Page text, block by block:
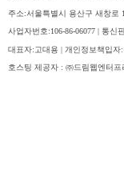
주소:서울특별시 용산구 새창로
사업자번호:106-86-06077 | 통신
대표자:고대용 | 개인정보책입자
호스팅 제공자 : ㈜드림웹엔터프